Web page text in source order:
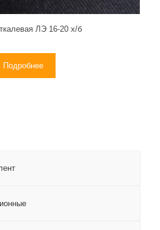
ЛЭ 16-20 х/б
Подробнее